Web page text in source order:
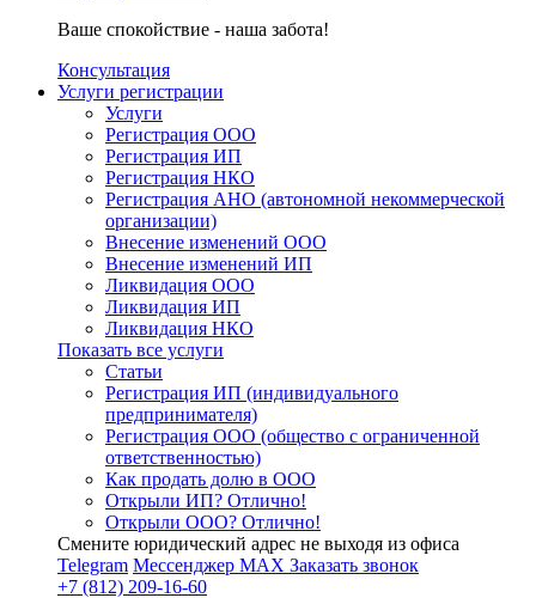
Ваше спокойствие - наша забота!
Консультация
Услуги регистрации
Услуги
Регистрация ООО
Регистрация ИП
Регистрация НКО
Регистрация АНО (автономной некоммерческой
организации)
Внесение изменений ООО
Внесение изменений ИП
Ликвидация ООО
Ликвидация ИП
Ликвидация НКО
Показать все услуги
Статьи
Регистрация ИП (индивидуального
предпринимателя)
Регистрация ООО (общество с ограниченной
ответственностью)
Как продать долю в ООО
Открыли ИП? Отлично!
Открыли ООО? Отлично!
Смените юридический адрес не выходя из офиса
Telegram Мессенджер MAX Заказать звонок
+7 (812) 209-16-60